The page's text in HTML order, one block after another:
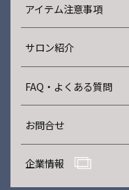
アイテム注意事項
サロン紹介
FAQ・よくある質問
お問合せ
企業情報